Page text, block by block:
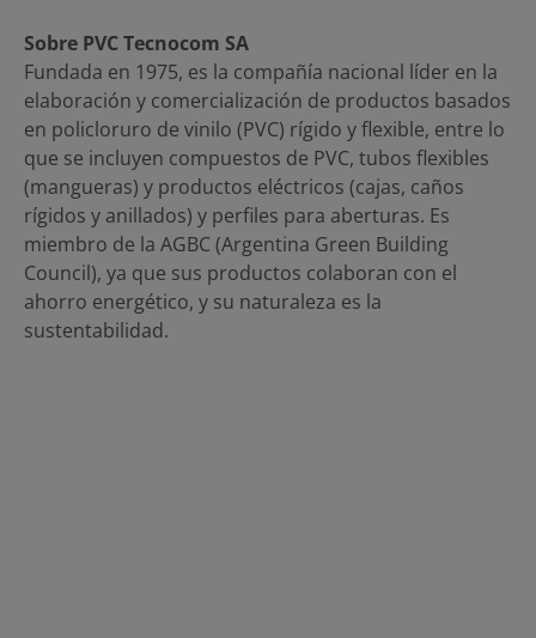
Sobre PVC Tecnocom SA
Fundada en 1975, es la compañía nacional líder en la
elaboración y comercialización de productos basados
en policloruro de vinilo (PVC) rígido y flexible, entre lo
que se incluyen compuestos de PVC, tubos flexibles
(mangueras) y productos eléctricos (cajas, caños
rígidos y anillados) y perfiles para aberturas. Es
miembro de la AGBC (Argentina Green Building
Council), ya que sus productos colaboran con el
ahorro energético, y su naturaleza es la
sustentabilidad.